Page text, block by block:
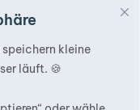
speichern kleine
läuft. 🍪